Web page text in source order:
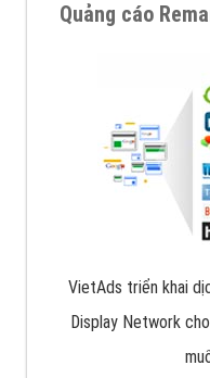
Quảng cáo
VietAds triển khai
Display Network